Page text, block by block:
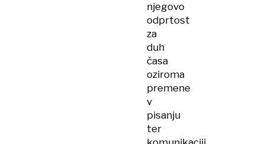
njegovo
odprtost
za
duh
časa
oziroma
premene
v
pisanju
ter